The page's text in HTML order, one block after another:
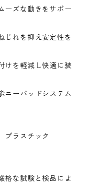
ーズな動きをサポー
じれを抑え安定性を
けを軽減し快適に装
ニーパッドシステム
プラスチック
格な試験と検品によ